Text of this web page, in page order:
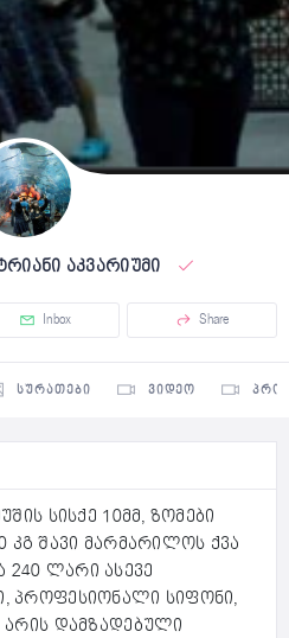
აკვარიუმი
Inbox Share
ᲡᲣᲠᲐᲗᲔᲑᲘ ᲕᲘᲓᲔᲝ
სისქე 10მმ, ზომები
კგ შავი მარმარილოს ქვა
ლარი ასევე
პროფესიონალი სიფონი,
არის დამზადებული